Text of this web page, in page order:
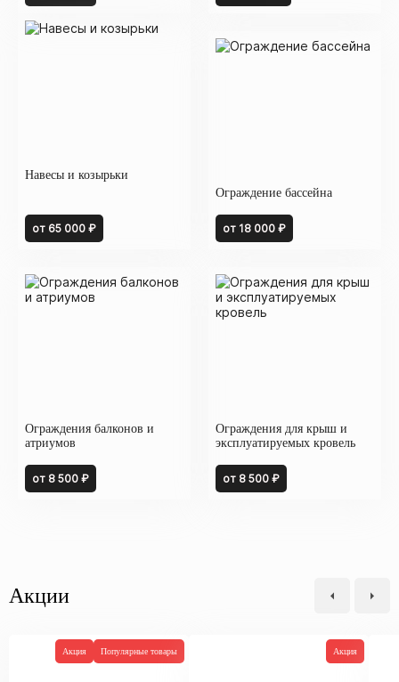
Навесы и козырьки
от 65 000 ₽
Ограждение бассейна
от 18 000 ₽
Ограждения балконов и
атриумов
от 8 500 ₽
Ограждения для крыш и
эксплуатируемых кровель
от 8 500 ₽
Акции
Акция Популярные товары Акция